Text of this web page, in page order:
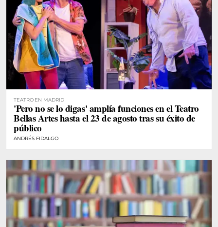
TEATRO EN MADRID
'Pero no se lo digas' amplía funciones en el Teatro
Bellas Artes hasta el 23 de agosto tras su éxito de
público
ANDRÉS FIDALGO